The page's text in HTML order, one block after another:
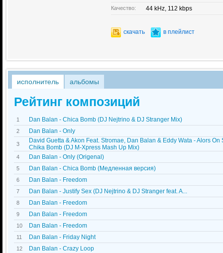
Качество: 44 kHz, 112 kbps
скачать в плейлист
исполнитель альбомы
Рейтинг композиций
1 Dan Balan - Chica Bomb (DJ Nejtrino & DJ Stranger Mix)
2 Dan Balan - Only
3
David Guetta & Akon Feat. Stromae, Dan Balan & Eddy Wata - Alors On
Chika Bomb (DJ M-Xpress Mash Up Mix)
4 Dan Balan - Only (Origenal)
5 Dan Balan - Chica Bomb (Медленная версия)
6 Dan Balan - Freedom
7 Dan Balan - Justify Sex (DJ Nejtrino & DJ Stranger feat. A...
8 Dan Balan - Freedom
9 Dan Balan - Freedom
10 Dan Balan - Freedom
11 Dan Balan - Friday Night
12 Dan Balan - Crazy Loop